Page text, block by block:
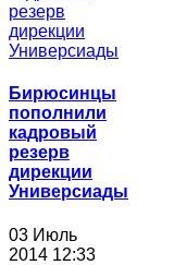
Бирюсинцы
пополнили
кадровый
резерв
дирекции
Универсиады
03 Июль
2014 12:33